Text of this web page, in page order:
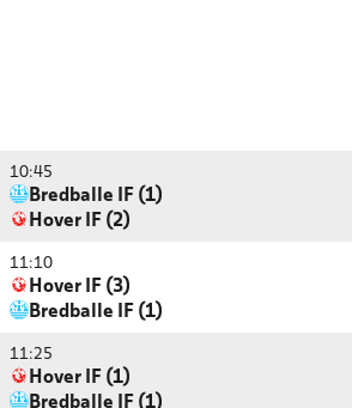
10:45
Bredballe IF (1)
Hover IF (2)
11:10
Hover IF (3)
Bredballe IF (1)
11:25
Hover IF (1)
Bredballe IF (1)